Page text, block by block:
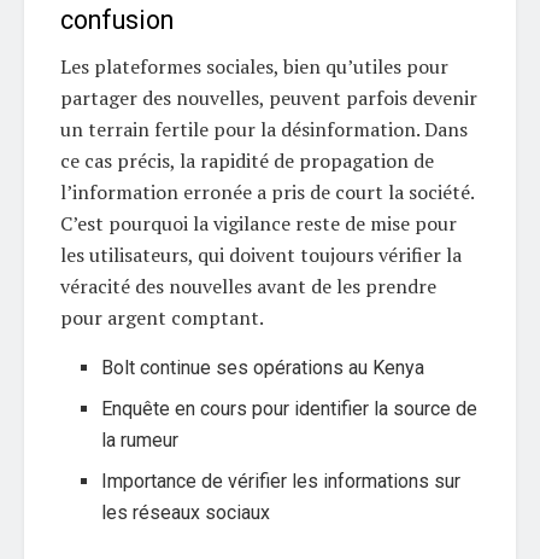
confusion
Les plateformes sociales, bien qu’utiles pour
partager des nouvelles, peuvent parfois devenir
un terrain fertile pour la désinformation. Dans
ce cas précis, la rapidité de propagation de
l’information erronée a pris de court la société.
C’est pourquoi la vigilance reste de mise pour
les utilisateurs, qui doivent toujours vérifier la
véracité des nouvelles avant de les prendre
pour argent comptant.
Bolt continue ses opérations au Kenya
Enquête en cours pour identifier la source de
la rumeur
Importance de vérifier les informations sur
les réseaux sociaux